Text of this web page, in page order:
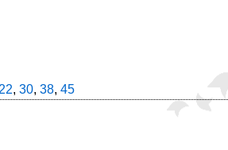
22, 30, 38, 45